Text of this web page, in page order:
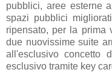
pubblici, aree esterne
spazi pubblici
ripensato, per la prima
due nuovissime suite
all'esclusivo concetto
esclusivo tramite key